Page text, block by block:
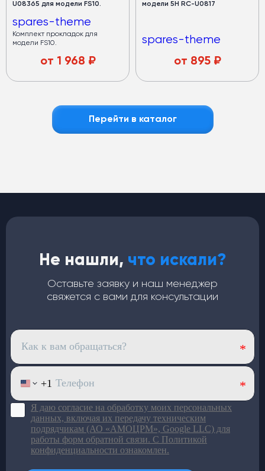
U08365 для модели FS10.
spares-theme
Комплект прокладок для
модели FS10.
от 1 968 ₽
модели 5Н RC-U0817
spares-theme
от 895₽
Перейти в каталог
Не нашли, что искали?
Оставьте заявку и наш менеджер
свяжется с вами для консультации